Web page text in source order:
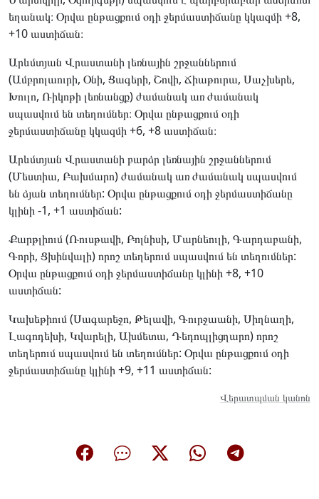
եղանակ։ Օրվա ընթացքում օդի ջերմաստիճանը կկազմի +8,
+10 աստիճան։
Արևմտյան Վրաստանի լեռնային շրջաններում
(Ամբրոլաուրի, Օնի, Ցագերի, Շովի, Ճիաթուրա, Սաչխերե,
Խուլո, Ռիկոթի լեռնանցք) ժամանակ առ ժամանակ
սպասվում են տեղումներ։ Օրվա ընթացքում օդի
ջերմաստիճանը կկազմի +6, +8 աստիճան։
Արևմտյան Վրաստանի բարձր լեռնային շրջաններում
(Մեստիա, Բախմարո) ժամանակ առ ժամանակ սպասվում
են ձյան տեղումներ: Օրվա ընթացքում օդի ջերմաստիճանը
կլինի -1, +1 աստիճան:
Քարթլիում (Ռուսթավի, Բոլնիսի, Մարնեուլի, Գարդաբանի,
Գորի, Ցխինվալի) որոշ տեղերում սպասվում են տեղումներ:
Օրվա ընթացքում օդի ջերմաստիճանը կլինի +8, +10
աստիճան:
Կախեթիում (Սագարեջո, Թելավի, Գուրջաանի, Սիղնաղի,
Լագոդեխի, Կվարելի, Ախմետա, Դեդոպլիցղարո) որոշ
տեղերում սպասվում են տեղումներ: Օրվա ընթացքում օդի
ջերմաստիճանը կլինի +9, +11 աստիճան:
Վերատպման կանոն